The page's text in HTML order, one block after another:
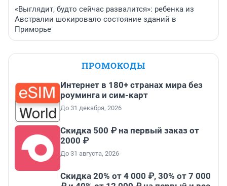
«Выглядит, будто сейчас развалится»: ребенка из
Австралии шокировало состояние зданий в
Приморье
ПРОМОКОДЫ
Интернет в 180+ странах мира без
роуминга и сим-карт
До 31 декабря, 2026
Скидка 500 ₽ на первый заказ от
2000 ₽
До 31 августа, 2026
Скидка 20% от 4 000 ₽, 30% от 7 000